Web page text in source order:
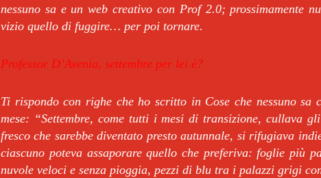
nessuno sa e un web creativo con Prof 2.0; prossimamente
vizio quello di fuggire… per poi tornare.
Professor D’Avenia, settembre per lei è?
Ti rispondo con righe che ho scritto in Cose che nessuno sa
mese: “Settembre, come tutti i mesi di transizione, cullava
fresco che sarebbe diventato presto autunnale, si rifugiava
ciascuno poteva assaporare quello che preferiva: foglie più
nuvole veloci e senza pioggia, pezzi di blu tra i palazzi grigi